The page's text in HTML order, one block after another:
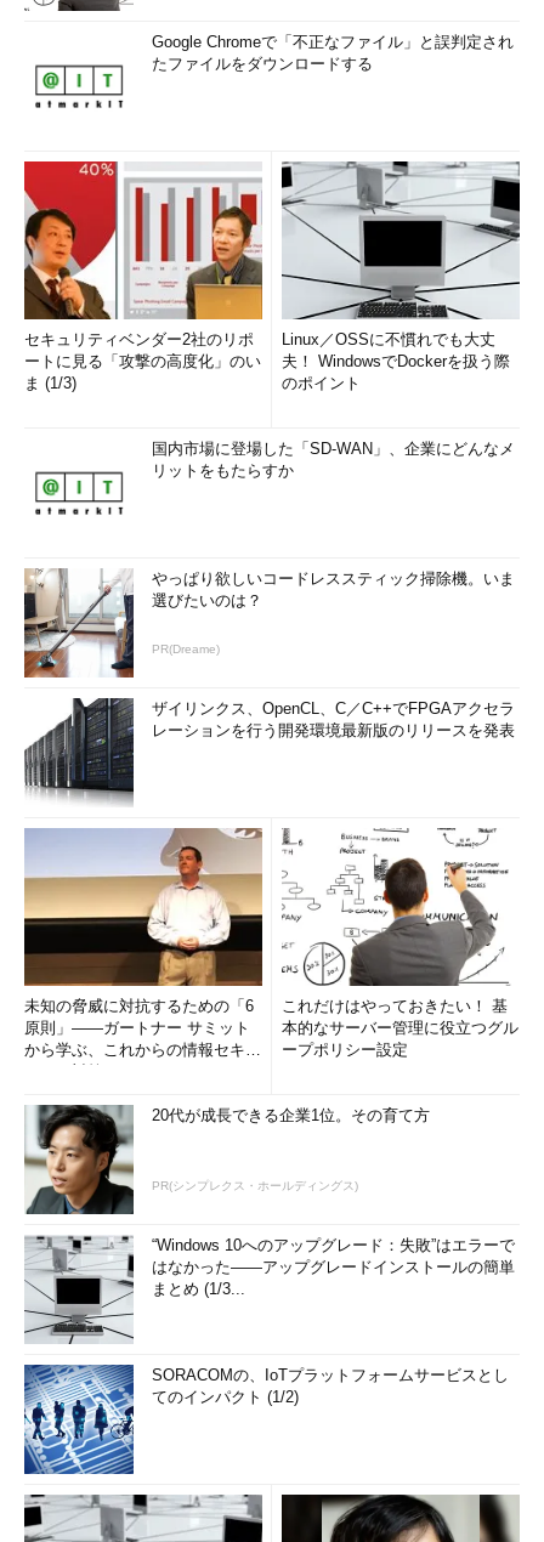
Google Chromeで「不正なファイル」と誤判定され
たファイルをダウンロードする
セキュリティベンダー2社のリポ
ートに見る「攻撃の高度化」のい
ま (1/3)
Linux／OSSに不慣れでも大丈
夫！ WindowsでDockerを扱う際
のポイント
国内市場に登場した「SD-WAN」、企業にどんなメ
リットをもたらすか
やっぱり欲しいコードレススティック掃除機。いま
選びたいのは？
PR(Dreame)
ザイリンクス、OpenCL、C／C++でFPGAアクセラ
レーションを行う開発環境最新版のリリースを発表
未知の脅威に対抗するための「6
原則」――ガートナー サミット
から学ぶ、これからの情報セキュ
これだけはやっておきたい！ 基
本的なサーバー管理に役立つグル
ープポリシー設定
20代が成長できる企業1位。その育て方
PR(シンプレクス・ホールディングス)
“Windows 10へのアップグレード：失敗”はエラーで
はなかった――アップグレードインストールの簡単
まとめ (1/3...
SORACOMの、IoTプラットフォームサービスとし
てのインパクト (1/2)